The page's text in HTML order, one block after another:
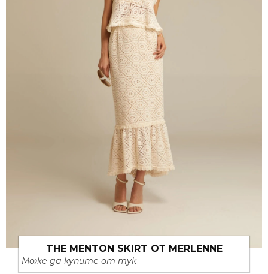
THE MENTON SKIRT ОТ MERLENNE
Може да купите от тук